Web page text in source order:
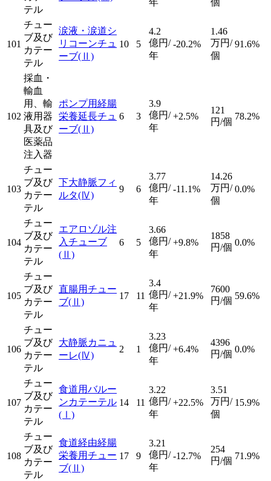
テル
年 個
101
チュー
ブ及び
カテー
テル
涙液・涙道シ
リコーンチュ
ーブ(Ⅱ)
10 5
4.2
億円/
年
-20.2%
1.46
万円/
個
91.6%
102
採血・
輸血
用、輸
液用器
具及び
医薬品
注入器
ポンプ用経腸
栄養延長チュ
ーブ(Ⅱ)
6 3
3.9
億円/
年
+2.5%
121
円/個
78.2%
103
チュー
ブ及び
カテー
テル
下大静脈フィ
ルタ(Ⅳ)
9 6
3.77
億円/
年
-11.1%
14.26
万円/
個
0.0%
104
チュー
ブ及び
カテー
テル
エアロゾル注
入チューブ
(Ⅱ)
6 5
3.66
億円/
年
+9.8%
1858
円/個 0.0%
105
チュー
ブ及び
カテー
テル
直腸用チュー
ブ(Ⅱ)
17 11
3.4
億円/
年
+21.9%
7600
円/個 59.6%
106
チュー
ブ及び
カテー
テル
大静脈カニュ
ーレ(Ⅳ)
2 1
3.23
億円/
年
+6.4%
4396
円/個 0.0%
107
チュー
ブ及び
カテー
テル
食道用バルー
ンカテーテル
(Ⅰ)
14 11
3.22
億円/
年
+22.5%
3.51
万円/
個
15.9%
108
チュー
ブ及び
カテー
テル
食道経由経腸
栄養用チュー
ブ(Ⅱ)
17 9
3.21
億円/
年
-12.7%
254
円/個 71.9%